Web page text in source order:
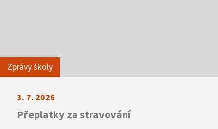
Zprávy školy
3. 7. 2026
Přeplatky za stravování